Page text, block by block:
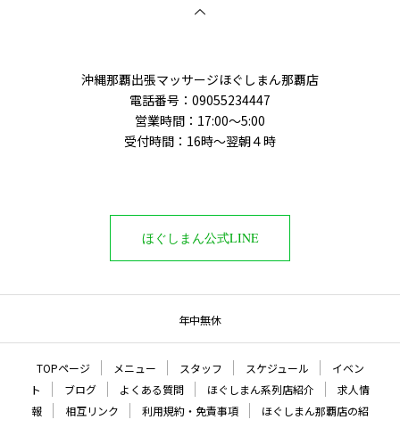
沖縄那覇出張マッサージほぐしまん那覇店
電話番号‭：09055234447
営業時間：17:00～5:00
受付時間：16時〜翌朝４時
ほぐしまん公式LINE
年中無休
TOPページ メニュー スタッフ スケジュール
イベン
ト
ブログ よくある質問 ほぐしまん系列店紹介
求人情
報
相互リンク 利用規約・免責事項
ほぐしまん那覇店の紹